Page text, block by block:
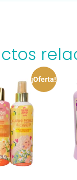
¡Oferta!